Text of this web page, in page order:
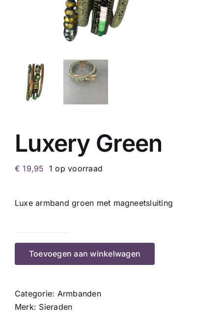
Luxery Green
€ 19,95 1 op voorraad
Luxe armband groen met magneetsluiting
Green
aantal
Toevoegen aan winkelwagen
Categorie: Armbanden
Merk: Sieraden